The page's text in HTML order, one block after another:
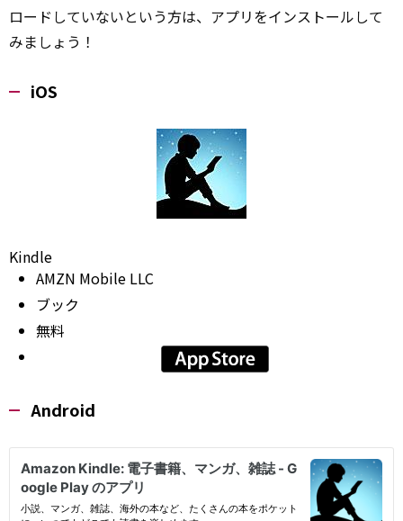
ロードしていないという方は、アプリをインストールして
みましょう！
iOS
Kindle
AMZN Mobile LLC
ブック
無料
Android